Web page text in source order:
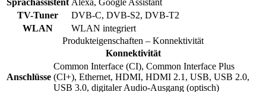
Sprachassistent Alexa, Google Assistant
TV-Tuner
DVB-C, DVB-S2, DVB-T2
WLAN
WLAN integriert
Produkteigenschaften – Konnektivität
Konnektivität
Anschlüsse
Common Interface (CI), Common Interface Plus
(CI+), Ethernet, HDMI, HDMI 2.1, USB, USB 2.0,
USB 3.0, digitaler Audio-Ausgang (optisch)